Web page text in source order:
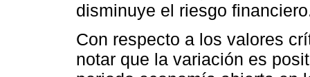
disminuye el riesgo
Con respecto a los valores
notar que la variación es